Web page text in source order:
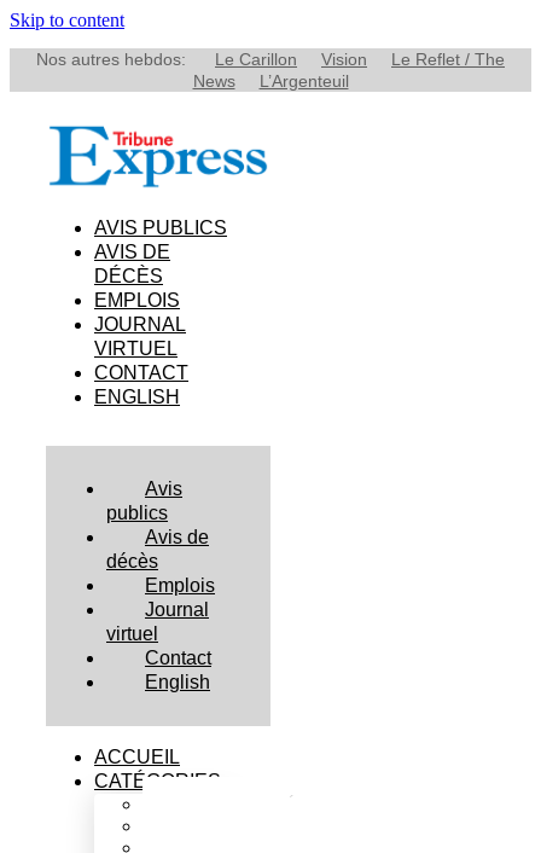
Skip to content
Nos autres hebdos: Le Carillon Vision
Le Reflet / The
News
L’Argenteuil
AVIS PUBLICS
AVIS DE
DÉCÈS
EMPLOIS
JOURNAL
VIRTUEL
CONTACT
ENGLISH
Avis
publics
Avis de
décès
Emplois
Journal
virtuel
Contact
English
ACCUEIL
CATÉGORIES